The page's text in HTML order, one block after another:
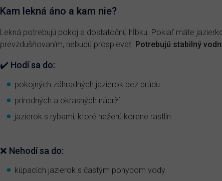
Kam lekná áno a kam nie?
Lekná potrebujú pokoj a dostatočnú hĺbku. Pokiaľ máte
prevzdušňovaním, nebudú prospievať. Potrebujú stabilný
✔️ Hodí sa do:
pokojných záhradných jazierok bez prúdu
prírodných a okrasných nádrží
jazierok s rybami, ktoré nežerú korene rastlín
❌ Nehodí sa do:
kúpacích jazierok s častým pohybom vody